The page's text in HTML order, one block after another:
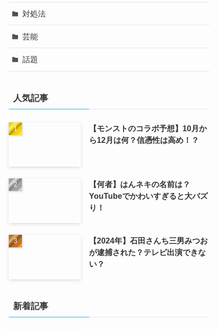
対処法
芸能
話題
人気記事
【モンストのコラボ予想】10月か
ら12月は何？信憑性は高め！？
【何者】はんネキの名前は？
YouTubeでかわいすぎると大バズ
り！
【2024年】石田さんち三男みつお
が逮捕された？テレビ出演できな
い？
新着記事